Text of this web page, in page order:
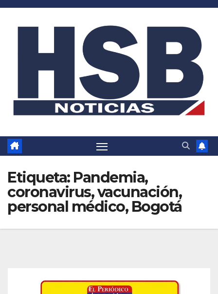
Saltar
Etiqueta: Pandemia,
coronavirus, vacunación,
personal médico, Bogotá